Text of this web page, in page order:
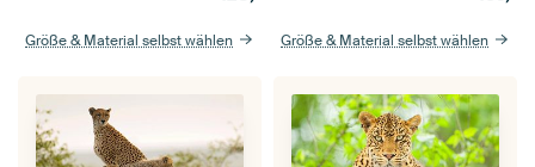
Größe & Material selbst wählen Größe & Material selbst wählen